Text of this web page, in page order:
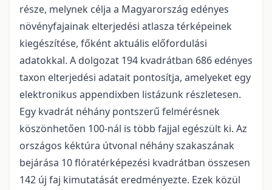
része, melynek célja a Magyarország edényes
növényfajainak elterjedési atlasza térképeinek
kiegészítése, főként aktuális előfordulási
adatokkal. A dolgozat 194 kvadrátban 686 edényes
taxon elterjedési adatait pontosítja, amelyeket egy
elektronikus appendixben listázunk részletesen.
Egy kvadrát néhány pontszerű felmérésnek
köszönhetően 100-nál is több fajjal egészült ki. Az
országos kéktúra útvonal néhány szakaszának
bejárása 10 flóratérképezési kvadrátban összesen
142 új faj kimutatását eredményezte. Ezek közül